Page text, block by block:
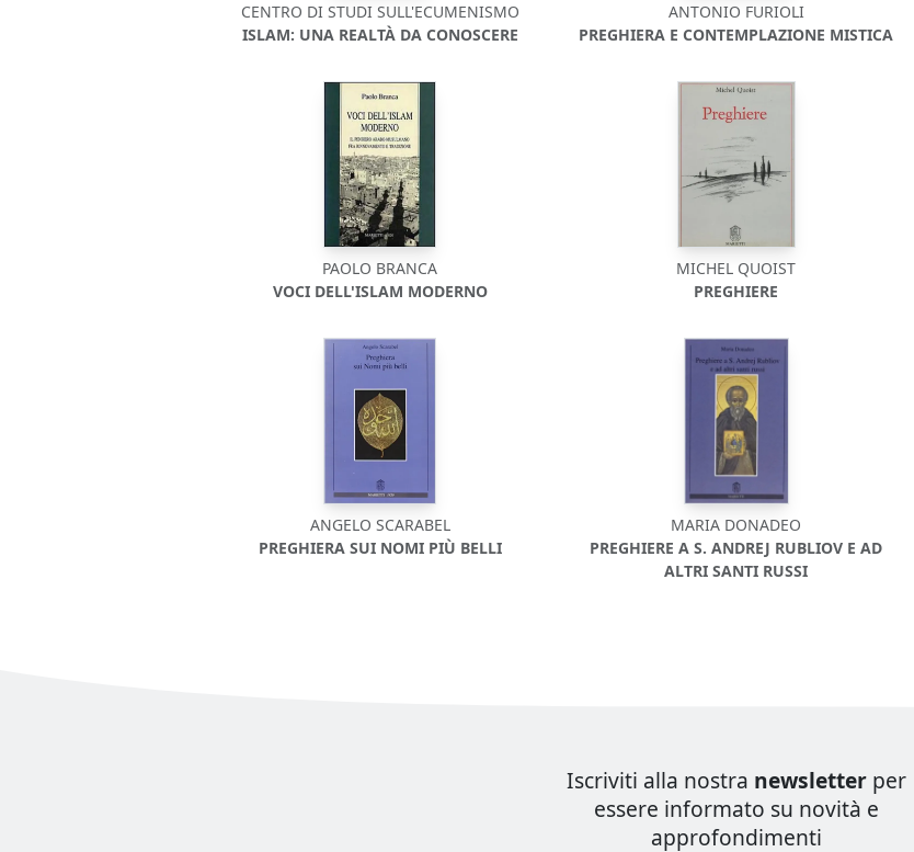
CENTRO DI STUDI SULL'ECUMENISMO
ISLAM: UNA REALTÀ DA CONOSCERE
ANTONIO FURIOLI
PREGHIERA E CONTEMPLAZIONE MISTICA
PAOLO BRANCA
VOCI DELL'ISLAM MODERNO
MICHEL QUOIST
PREGHIERE
ANGELO SCARABEL
PREGHIERA SUI NOMI PIÙ BELLI
MARIA DONADEO
PREGHIERE A S. ANDREJ RUBLIOV E AD
ALTRI SANTI RUSSI
Iscriviti alla nostra newsletter per
essere informato su novità e
approfondimenti